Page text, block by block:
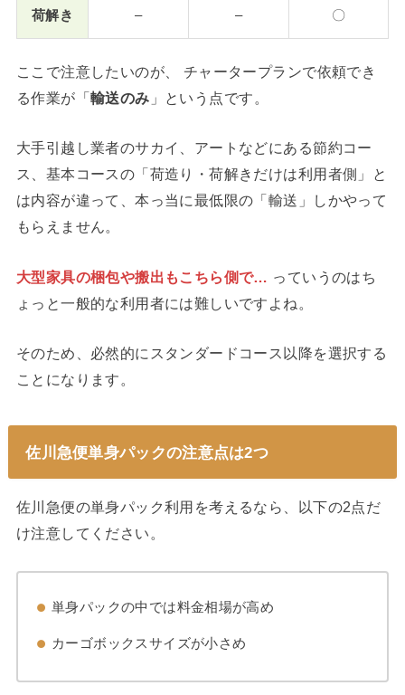
荷解き – – 〇
ここで注意したいのが、 チャータープランで依頼でき
る作業が「輸送のみ 」という点です。
大手引越し業者のサカイ、アートなどにある節約コー
ス、基本コースの「荷造り・荷解きだけは利用者側」と
は内容が違って、本っ当に最低限の「輸送」しかやって
もらえません。
大型家具の梱包や搬出もこちら側で… っていうのはち
ょっと一般的な利用者には難しいですよね。
そのため、必然的にスタンダードコース以降を選択する
ことになります。
佐川急便単身パックの注意点は2つ
佐川急便の単身パック利用を考えるなら、以下の2点だ
け注意してください。
単身パックの中では料金相場が高め
カーゴボックスサイズが小さめ